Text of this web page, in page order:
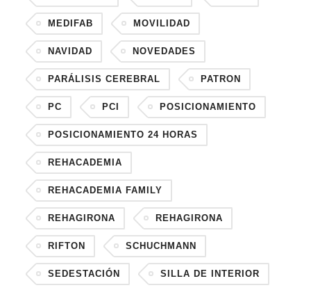
MEDIFAB MOVILIDAD
NAVIDAD NOVEDADES
PARÁLISIS CEREBRAL PATRON
PC PCI POSICIONAMIENTO
POSICIONAMIENTO 24 HORAS
REHACADEMIA
REHACADEMIA FAMILY
REHAGIRONA REHAGIRONA
RIFTON SCHUCHMANN
SEDESTACIÓN SILLA DE INTERIOR